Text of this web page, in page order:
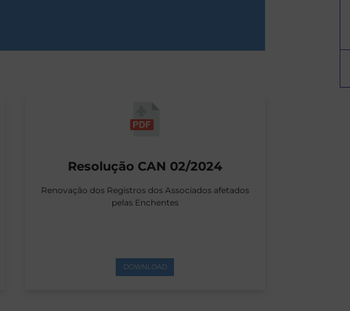
Resolução CAN 02/2024
Renovação dos Registros dos Associados afetados
pelas Enchentes
DOWNLOAD